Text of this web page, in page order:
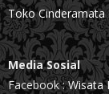
Toko Cinderamata
Media Sosial
Facebook :Wisata